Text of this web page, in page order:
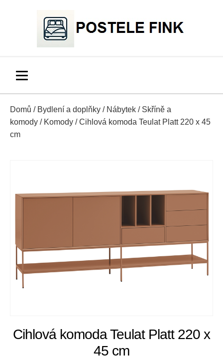
Domů / Bydlení a doplňky / Nábytek / Skříně a
komody / Komody / Cihlová komoda Teulat Platt 220 x 45
cm
Cihlová komoda Teulat Platt 220 x
45 cm